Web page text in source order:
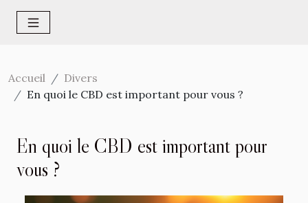
Accueil
Divers
En quoi le CBD est important pour vous ?
En quoi le CBD est important pour
vous ?